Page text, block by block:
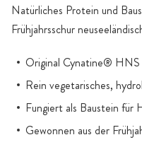
Natürliches Protein und
Frühjahrsschur
Original Cynatine®
Rein vegetarisches,
Fungiert als Baustein für
Gewonnen aus der